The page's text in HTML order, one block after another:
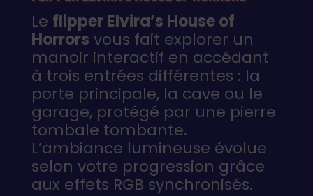
Le flipper Elvira’s House of
Horrors vous fait explorer un
manoir interactif en accédant
à trois entrées différentes : la
porte principale, la cave ou le
garage, protégé par une pierre
tombale tombante.
L’ambiance lumineuse évolue
selon votre progression grâce
aux effets RGB synchronisés.